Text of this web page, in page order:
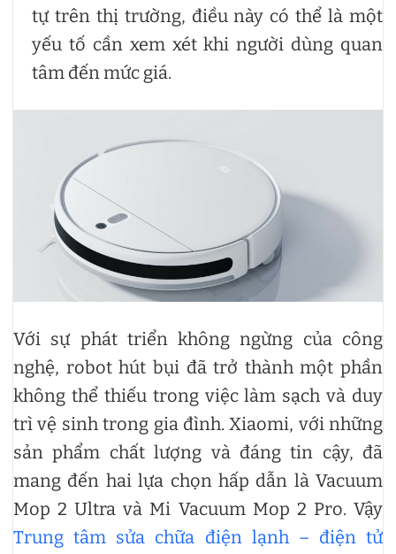
tự trên thị trường, điều này có thể là một
yếu tố cần xem xét khi người dùng quan
tâm đến mức giá.
Với sự phát triển không ngừng của công
nghệ, robot hút bụi đã trở thành một phần
không thể thiếu trong việc làm sạch và duy
trì vệ sinh trong gia đình. Xiaomi, với những
sản phẩm chất lượng và đáng tin cậy, đã
mang đến hai lựa chọn hấp dẫn là Vacuum
Mop 2 Ultra và Mi Vacuum Mop 2 Pro. Vậy
Trung tâm sửa chữa điện lạnh – điện tử